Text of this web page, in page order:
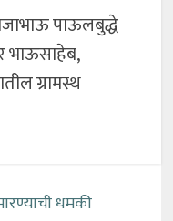
पाऊलबुद्धे
भाऊसाहेब,
ग्रामस्थ
धमकी